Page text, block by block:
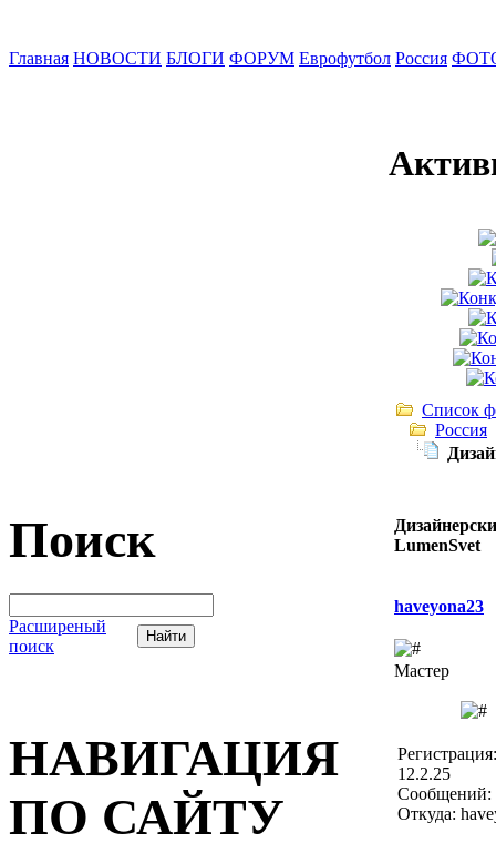
Главная НОВОСТИ БЛОГИ ФОРУМ Еврофутбол Россия
Поиск
Расширеный
поиск
НАВИГАЦИЯ
ПО САЙТУ
Список
Россия
LumenSvet
haveyona23
Мастер
Регистрация:
12.2.25
Сообщений:
Откуда: